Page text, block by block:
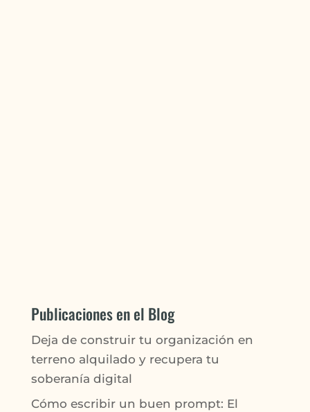
Publicaciones en el Blog
Deja de construir tu organización en
terreno alquilado y recupera tu
soberanía digital
Cómo escribir un buen prompt: El